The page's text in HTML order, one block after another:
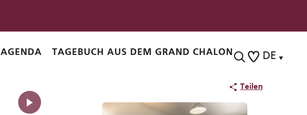
DE
AGENDA TAGEBUCH AUS DEM GRAND CHALON
Teilen